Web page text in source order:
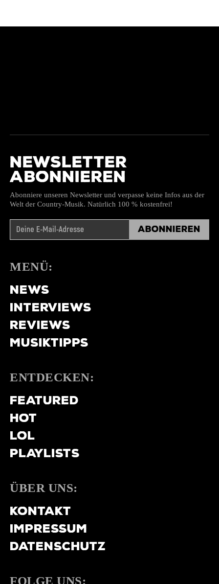
NEWSLETTER
ABONNIEREN
Abonniere unseren Newsletter und verpasse keine Infos aus der
Welt der Country-Musik. Natürlich 100 % kostenfrei!
Abonnieren
MENÜ:
NEWS
INTERVIEWS
REVIEWS
MUSIKTIPPS
ENTDECKEN:
FEATURED
HOT
LOL
PLAYLISTS
ÜBER UNS:
KONTAKT
IMPRESSUM
DATENSCHUTZ
FOLGE UNS: